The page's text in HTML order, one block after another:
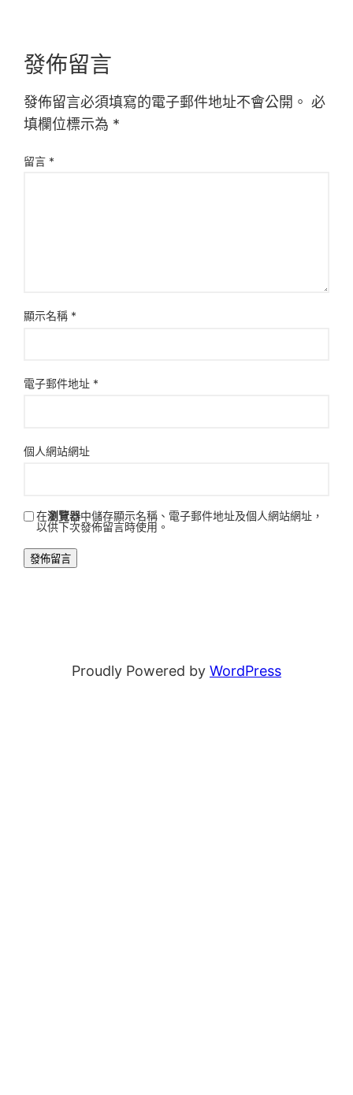
發佈留言
發佈留言必須填寫的電子郵件地址不會公開。 必
填欄位標示為 *
留言 *
顯示名稱 *
電子郵件地址 *
個人網站網址
在瀏覽器中儲存顯示名稱、電子郵件地址及個人網站網址，
以供下次發佈留言時使用。
Proudly Powered by WordPress